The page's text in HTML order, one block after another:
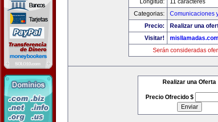
Longitud:
11 caracteres
Categorias:
Comunicaciones
Precio:
Realizar una
Visitar!
Serán consideradas
Realizar una Oferta
Precio Ofrecido $